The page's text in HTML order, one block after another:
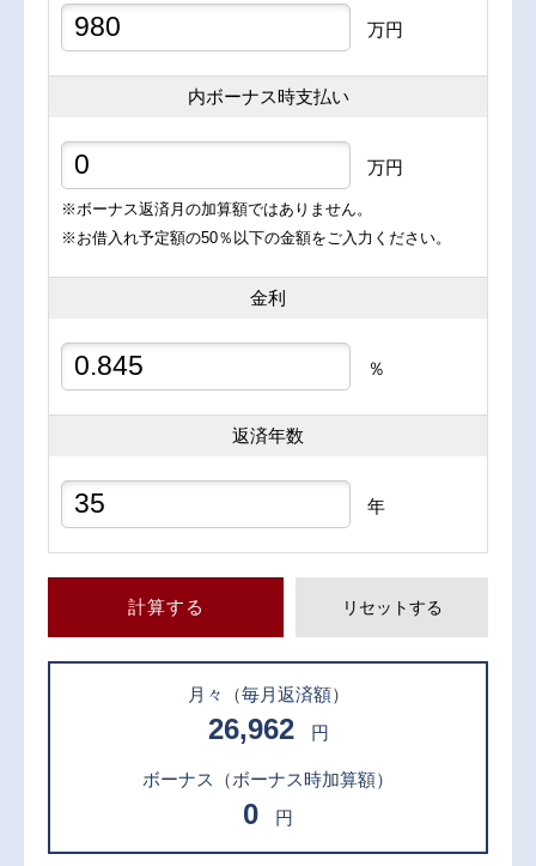
万円
内ボーナス時支払い
万円
※ボーナス返済月の加算額ではありません。
※お借入れ予定額の50％以下の金額をご入力ください。
金利
％
返済年数
年
計算する リセットする
月々 （毎月返済額）
26,962 円
ボーナス （ボーナス時加算額）
0 円